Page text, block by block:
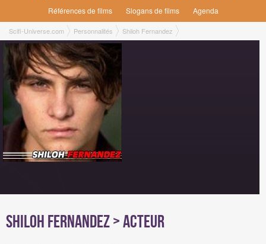
Références de films
Slogans de films Agenda
Scifi-Universe.com Personnalités Shiloh Fernandez
Shiloh Fernandez> Acteur